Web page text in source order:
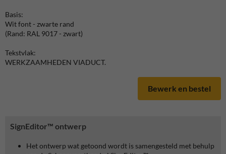
SignEditor™ ontwerp
Het ontwerp wat getoond wordt is samengesteld met behulp
Basis:
Wit font - zwarte rand
(Rand: RAL 9017 - zwart)
Tekstvlak:
WERKZAAMHEDEN VIADUCT.
Bewerk en bestel